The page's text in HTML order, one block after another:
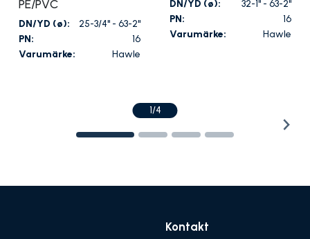
PE/PVC
DN/YD (ø):
25-3/4" - 63-2"
PN:
16
Varumärke:
Hawle
DN/YD (ø):
32-1" - 63-2"
PN:
16
Varumärke:
Hawle
1/4
Kontakt